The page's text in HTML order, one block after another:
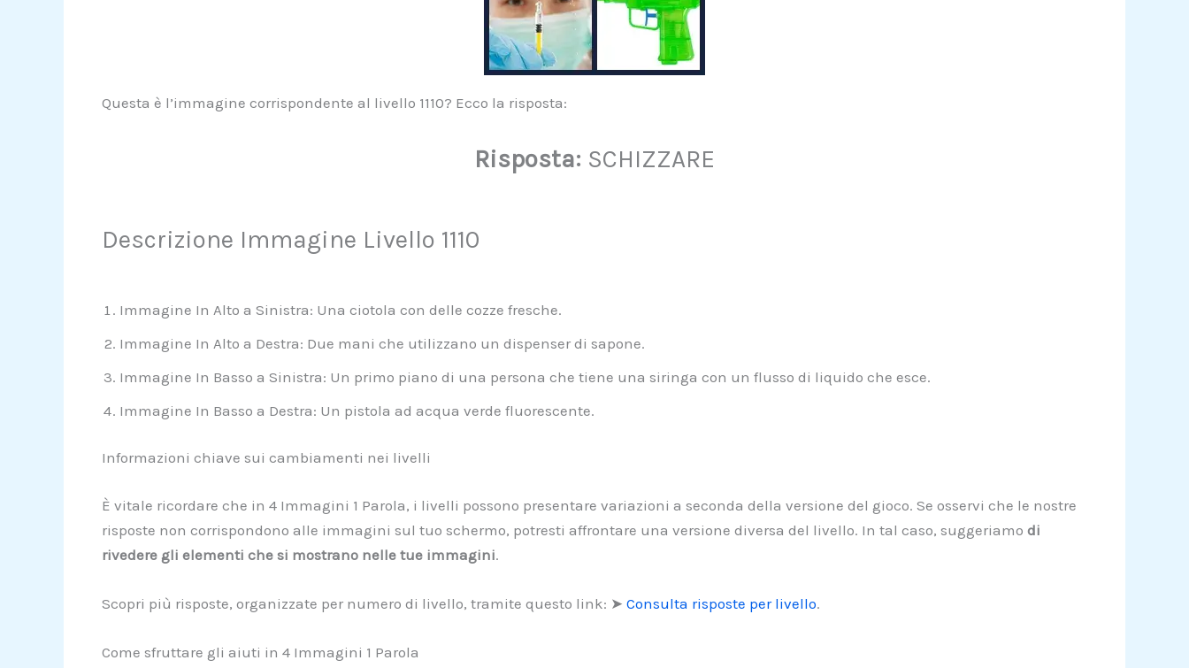
Questa è l’immagine corrispondente al livello 1110? Ecco la risposta:
Risposta: SCHIZZARE
Descrizione Immagine Livello 1110
Immagine In Alto a Sinistra: Una ciotola con delle cozze fresche.
Immagine In Alto a Destra: Due mani che utilizzano un dispenser di sapone.
Immagine In Basso a Sinistra: Un primo piano di una persona che tiene una siringa con un flusso di liquido che esce.
Immagine In Basso a Destra: Un pistola ad acqua verde fluorescente.
Informazioni chiave sui cambiamenti nei livelli
È vitale ricordare che in 4 Immagini 1 Parola, i livelli possono presentare variazioni a seconda della versione del gioco. Se osservi che le nostre
risposte non corrispondono alle immagini sul tuo schermo, potresti affrontare una versione diversa del livello. In tal caso, suggeriamo di
rivedere gli elementi che si mostrano nelle tue immagini.
Scopri più risposte, organizzate per numero di livello, tramite questo link: ➤ Consulta risposte per livello.
Come sfruttare gli aiuti in 4 Immagini 1 Parola